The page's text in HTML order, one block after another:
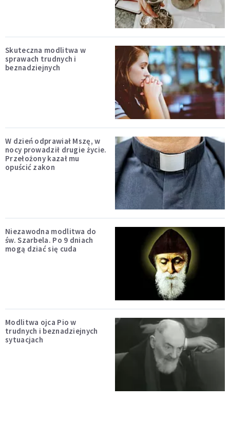
Skuteczna modlitwa w
sprawach trudnych i
beznadziejnych
W dzień odprawiał Mszę, w
nocy prowadził drugie życie.
Przełożony kazał mu
opuścić zakon
Niezawodna modlitwa do
św. Szarbela. Po 9 dniach
mogą dziać się cuda
Modlitwa ojca Pio w
trudnych i beznadziejnych
sytuacjach